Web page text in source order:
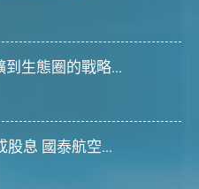
到生態圈的戰略...
股息 國泰航空...